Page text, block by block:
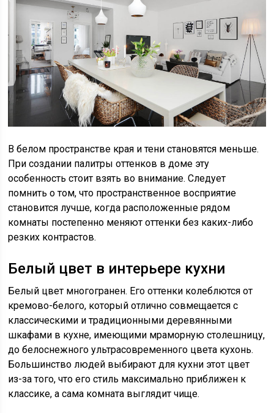
В белом пространстве края и тени становятся меньше.
При создании палитры оттенков в доме эту
особенность стоит взять во внимание. Следует
помнить о том, что пространственное восприятие
становится лучше, когда расположенные рядом
комнаты постепенно меняют оттенки без каких-либо
резких контрастов.
Белый цвет в интерьере кухни
Белый цвет многогранен. Его оттенки колеблются от
кремово-белого, который отлично совмещается с
классическими и традиционными деревянными
шкафами в кухне, имеющими мраморную столешницу,
до белоснежного ультрасовременного цвета кухонь.
Большинство людей выбирают для кухни этот цвет
из-за того, что его стиль максимально приближен к
классике, а сама комната выглядит чище.